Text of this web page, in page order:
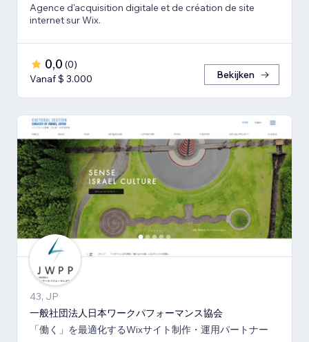
Agence d'acquisition digitale et de création de site
internet sur Wix.
0,0 (0)
Vanaf $ 3.000
Bekijken
43, JP
一般社団法人日本ワークパフォーマンス協会
「働く」を最適化するWixサイト制作・運用パートナー